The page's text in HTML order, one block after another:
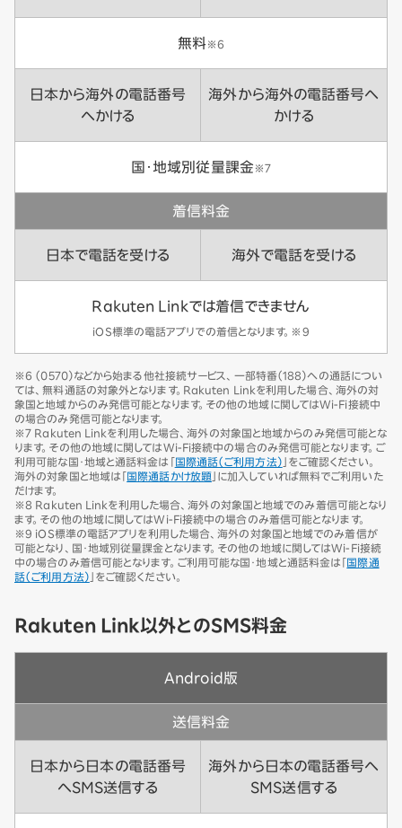
無料 ※6
日本から海外の電話番号
へかける
海外から海外の電話番号へ
かける
国・地域別従量課金 ※7
着信料金
日本で電話を受ける 海外で電話を受ける
Rakuten Linkでは着信できません
iOS標準の電話アプリでの着信となります。※9
※6 （0570）などから始まる他社接続サービス、一部特番（188）への通話につい
ては、無料通話の対象外となります。Rakuten Linkを利用した場合、海外の対
象国と地域からのみ発信可能となります。その他の地域に関してはWi-Fi接続中
の場合のみ発信可能となります。
※7 Rakuten Linkを利用した場合、海外の対象国と地域からのみ発信可能とな
ります。その他の地域に関してはWi-Fi接続中の場合のみ発信可能となります。ご
利用可能な国・地域と通話料金は「国際通話（ご利用方法） 」をご確認ください。
海外の対象国と地域は「国際通話かけ放題」に加入していれば無料でご利用いた
だけます。
※8 Rakuten Linkを利用した場合、海外の対象国と地域でのみ着信可能となり
ます。その他の地域に関してはWi-Fi接続中の場合のみ着信可能となります。
※9 iOS標準の電話アプリを利用した場合、海外の対象国と地域でのみ着信が
可能となり、国・地域別従量課金となります。その他の地域に関してはWi-Fi接続
中の場合のみ着信可能となります。ご利用可能な国・地域と通話料金は「国際通
話（ご利用方法） 」をご確認ください。
Rakuten Link以外とのSMS料金
Android版
送信料金
日本から日本の電話番号
へSMS送信する
海外から日本の電話番号へ
SMS送信する